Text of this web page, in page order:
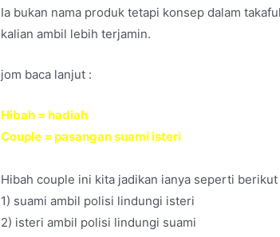
Ia bukan nama produk tetapi konsep dalam
kalian ambil lebih terjamin.
jom baca lanjut :
Hibah = hadiah
Couple = pasangan suami isteri
Hibah couple ini kita jadikan ianya seperti berikut
1) suami ambil polisi lindungi isteri
2) isteri ambil polisi lindungi suami